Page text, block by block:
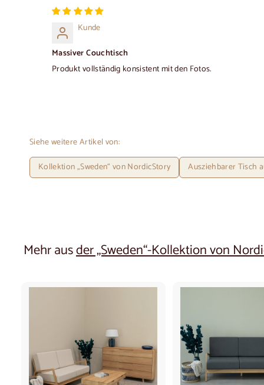
Kunde
Massiver Couchtisch
Produkt vollständig konsistent mit den Fotos.
Siehe weitere Artikel von:
Kollektion „Sweden“ von NordicStory
Ausziehbarer Tisch
Mehr ausder „Sweden“-Kollektion von
I
n
d
e
n
W